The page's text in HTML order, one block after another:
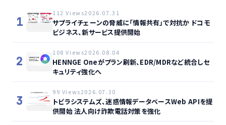
1
112 Views2026.07.31
サプライチェーンの脅威に「情報共有」で対抗か ドコモ
ビジネス、新サービス提供開始
2
108 Views2026.08.04
HENNGE Oneがプラン刷新、EDR/MDRなど統合しセ
キュリティ強化へ
3
99 Views2026.07.30
トビラシステムズ、迷惑情報データベースWeb APIを提
供開始 法人向け詐欺電話対策を強化